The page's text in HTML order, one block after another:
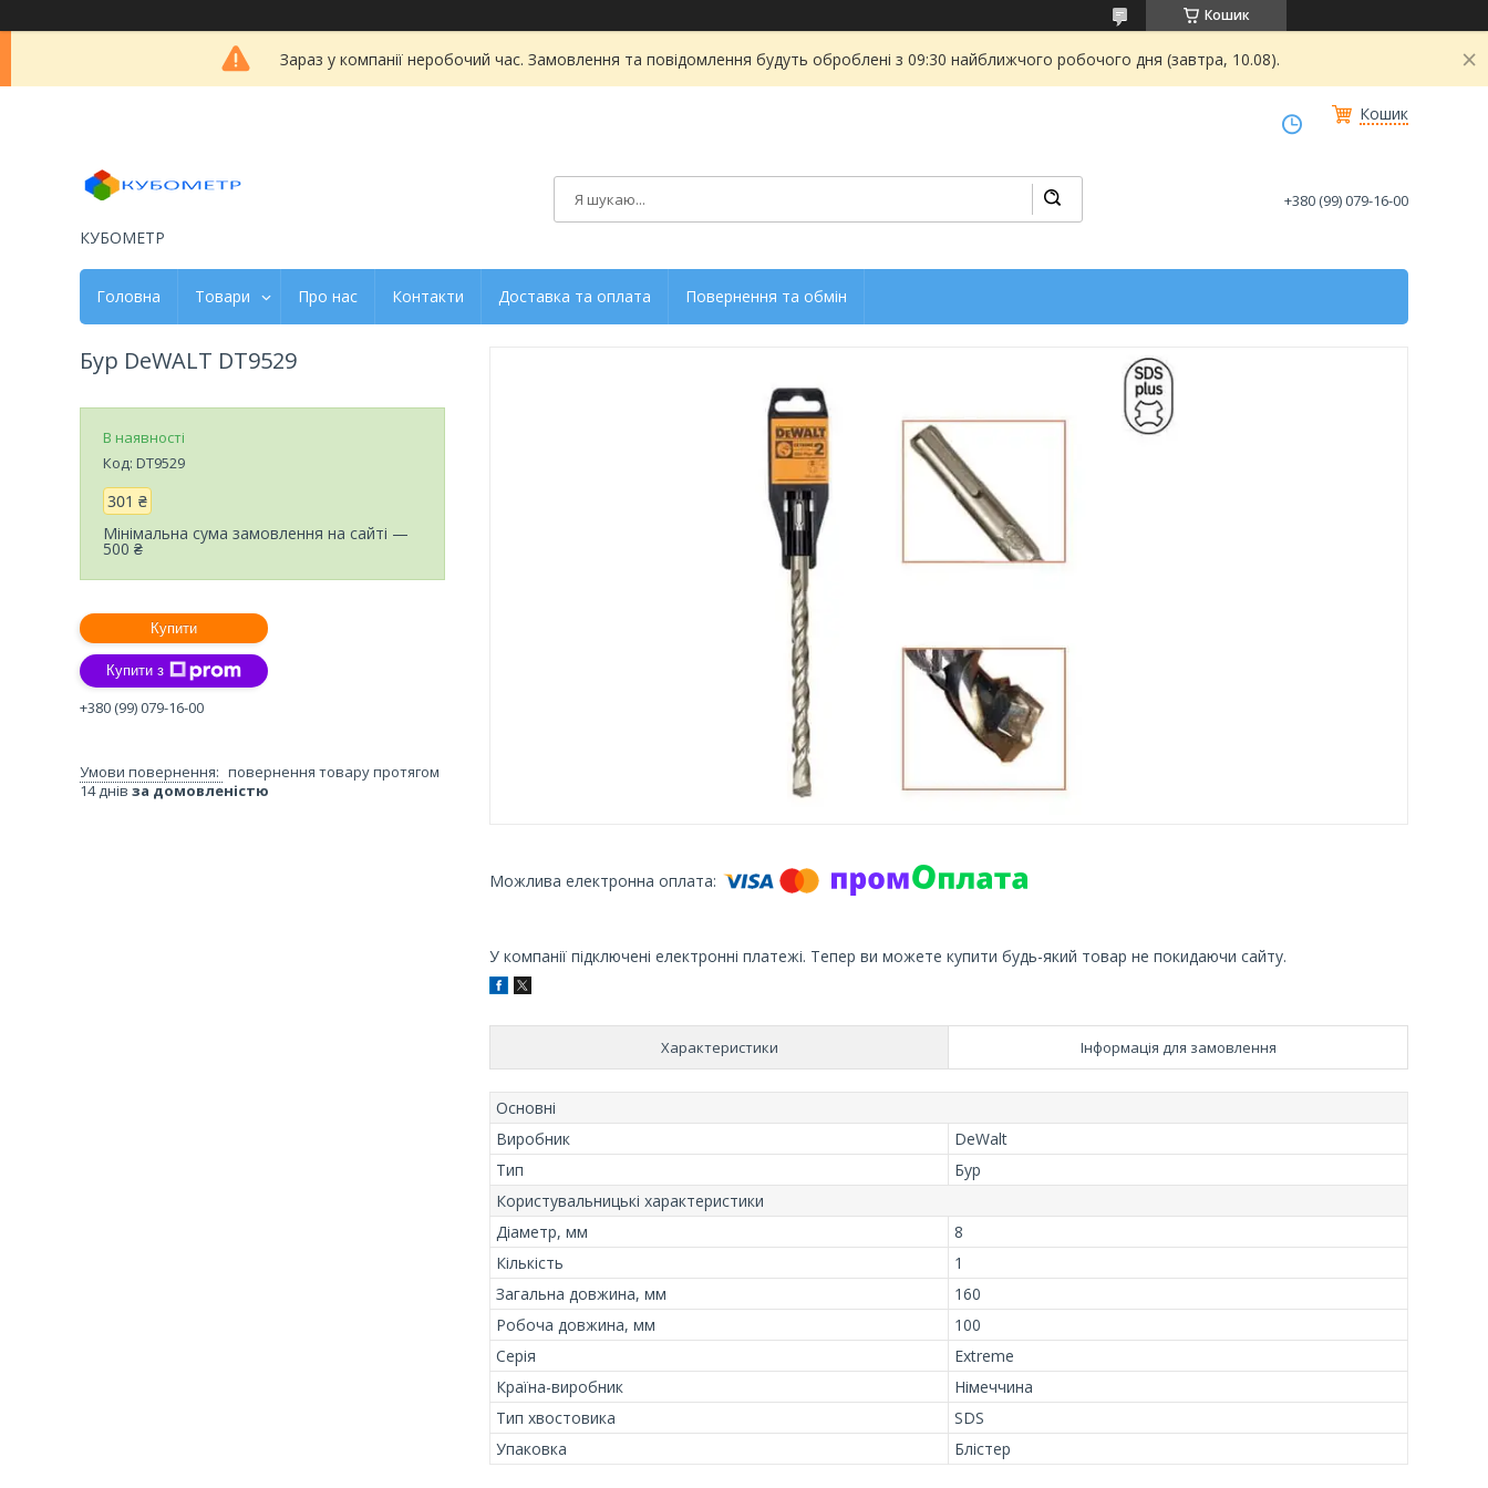
Кошик
Зараз у компанії неробочий час. Замовлення та повідомлення будуть оброблені з 09:30 найближчого робочого дня (завтра, 10.08).
Кошик
КУБОМЕТР
+380 (99) 079-16-00
Головна Товари Про нас Контакти Доставка та оплата Повернення та обмін
У компанії підключені електронні платежі. Тепер ви можете купити будь-який товар не покидаючи сайту.
Характеристики Інформація для замовлення
Основні
Виробник
DeWalt
Тип
Бур
Користувальницькі характеристики
Діаметр, мм
8
Кількість
1
Загальна довжина, мм
160
Робоча довжина, мм
100
Серія
Extreme
Країна-виробник
Німеччина
Тип хвостовика
SDS
Упаковка
Блістер
Бур DeWALT DT9529
В наявності
Код: DT9529
301 ₴
Мінімальна сума замовлення на сайті —
500 ₴
Купити
Купити з
+380 (99) 079-16-00
повернення товару протягом
14 днів за домовленістю